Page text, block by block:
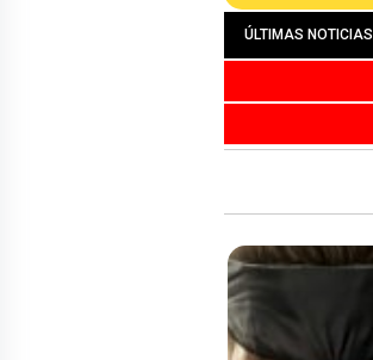
ÚLTIMAS NOTICIAS